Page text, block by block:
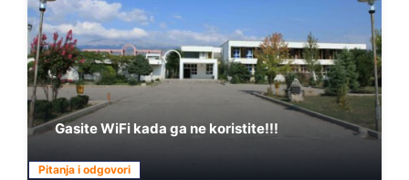
Gasite WiFi kada ga ne koristite!!!
Pitanja i odgovori